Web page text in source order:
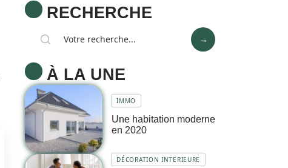
RECHERCHE
À LA UNE
IMMO
Une habitation moderne
en 2020
DÉCORATION INTERIEURE